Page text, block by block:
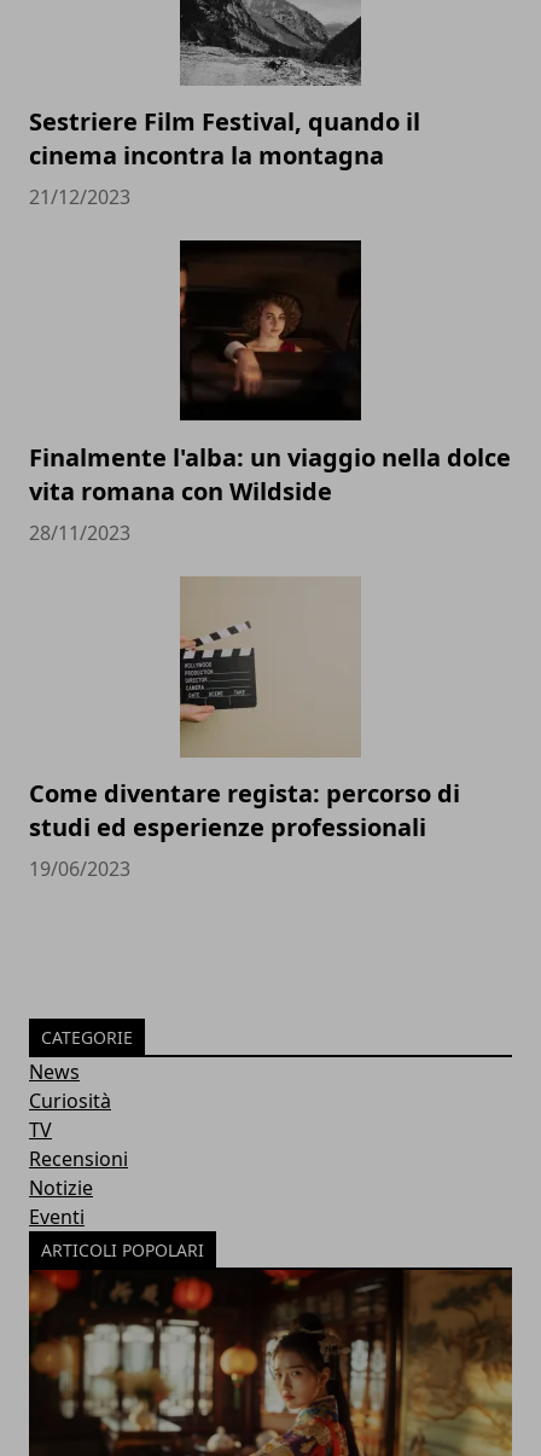
Sestriere Film Festival, quando il
cinema incontra la montagna
21/12/2023
Finalmente l'alba: un viaggio nella dolce
vita romana con Wildside
28/11/2023
Come diventare regista: percorso di
studi ed esperienze professionali
19/06/2023
CATEGORIE
News
Curiosità
TV
Recensioni
Notizie
Eventi
ARTICOLI POPOLARI